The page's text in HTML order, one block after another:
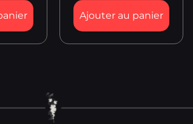
Ajouter au panier